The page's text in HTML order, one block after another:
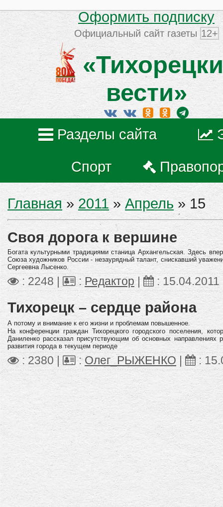
Оформить подписку
Официальный сайт газеты 12+
вести»
Разделы сайта
Спорт
Главная » 2011 » Апрель » 15
Своя дорога к вершине
Богата культурными традициями станица Архангельская. Здесь
Союза художников России - незаурядный талант, снискавший
Сергеевна Лысенко.
: 2248 | : Редактор : 15.04.2011
Тихорецк – сердце района
А потому и внимание к его жизни и проблемам повышенное
На конференции граждан Тихорецкого городского поселения,
Даниленко рассказал присутствующим об основных
развития города в текущем периоде
: 2380 | : Олег_РЫЖЕНКО :